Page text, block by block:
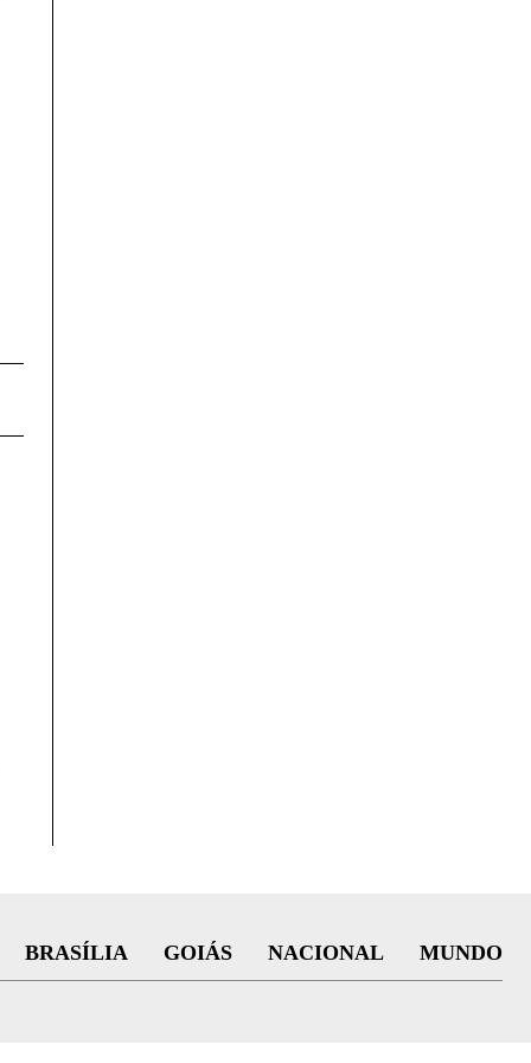
BRASÍLIA GOIÁS NACIONAL MUNDO